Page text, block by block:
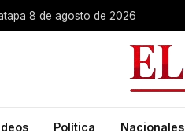
8 de agosto de 2026
Política Nacionales